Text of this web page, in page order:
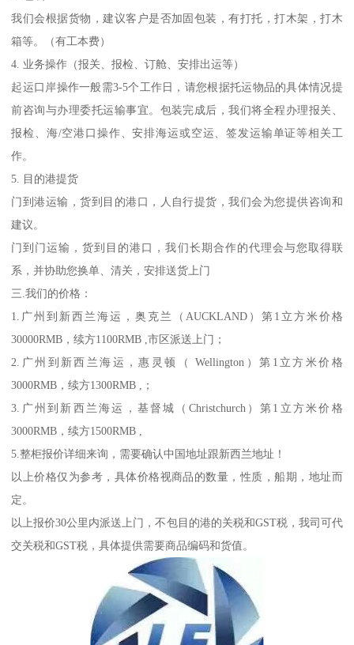
我们会根据货物，建议客户是否加固包装，有打托，打木架，打木
箱等。（有工本费）
4. 业务操作（报关、报检、订舱、安排出运等）
起运口岸操作一般需3-5个工作日，请您根据托运物品的具体情况提
前咨询与办理委托运输事宜。包装完成后，我们将全程办理报关、
报检、海/空港口操作、安排海运或空运、签发运输单证等相关工
作。
5. 目的港提货
门到港运输，货到目的港口，人自行提货，我们会为您提供咨询和
建议。
门到门运输，货到目的港口，我们长期合作的代理会与您取得联
系，并协助您换单、清关，安排送货上门
三.我们的价格：
1.广州到新西兰海运，奥克兰（AUCKLAND）第1立方米价格
30000RMB，续方1100RMB ,市区派送上门；
2.广州到新西兰海运，惠灵顿（ Wellington）第1立方米价格
3000RMB，续方1300RMB ,；
3.广州到新西兰海运，基督城（Christchurch）第1立方米价格
3000RMB，续方1500RMB ,
5.整柜报价详细来询，需要确认中国地址跟新西兰地址！
以上价格仅为参考，具体价格视商品的数量，性质，船期，地址而
定。
以上报价30公里内派送上门，不包目的港的关税和GST税，我司可代
交关税和GST税，具体提供需要商品编码和货值。